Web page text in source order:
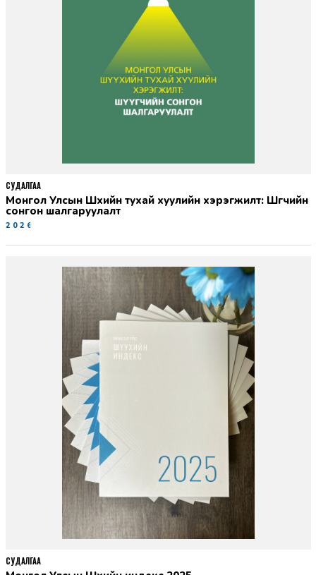
Монгол Улсын Шүүхийн тухай хуулийн хэрэгжилт: Шүүгчийн
сонгон шалгаруулалт
2026-06-19
СУДАЛГАА
СУДАЛГАА